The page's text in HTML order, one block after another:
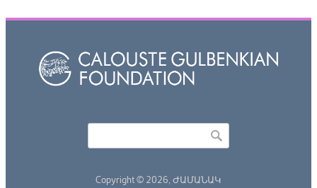
Copyright © 2026, ԺԱՄԱՆԱԿ